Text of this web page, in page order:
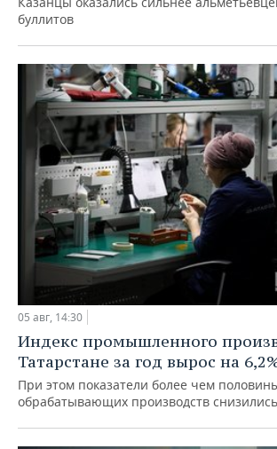
буллитов
05 авг, 14:30
Индекс промышленного
Татарстане за год вырос на
При этом показатели более чем
обрабатывающих производств снизились